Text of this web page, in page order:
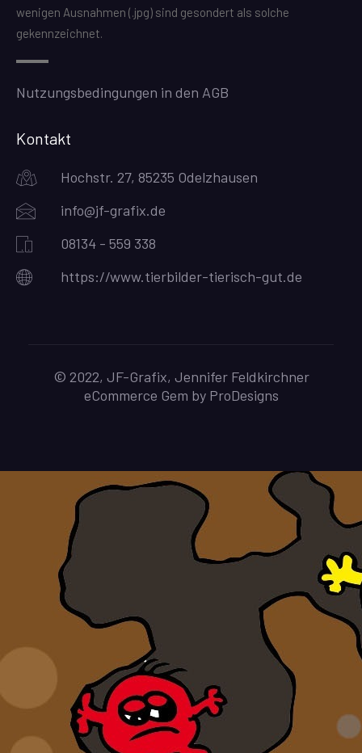
wenigen Ausnahmen (.jpg) sind gesondert als solche
gekennzeichnet.
Nutzungsbedingungen in den AGB
Kontakt
Hochstr. 27, 85235 Odelzhausen
info@jf-grafix.de
08134 - 559 338
https://www.tierbilder-tierisch-gut.de
© 2022, JF-Grafix, Jennifer Feldkirchner
eCommerce Gem by ProDesigns